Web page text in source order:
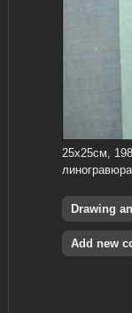
25х25см,
линогравюра
Drawing
Add new